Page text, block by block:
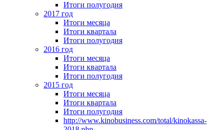
Итоги полугодия
2017 год
Итоги месяца
Итоги квартала
Итоги полугодия
2016 год
Итоги месяца
Итоги квартала
Итоги полугодия
2015 год
Итоги месяца
Итоги квартала
Итоги полугодия
http://www.kinobusiness.com/total/kinokassa-